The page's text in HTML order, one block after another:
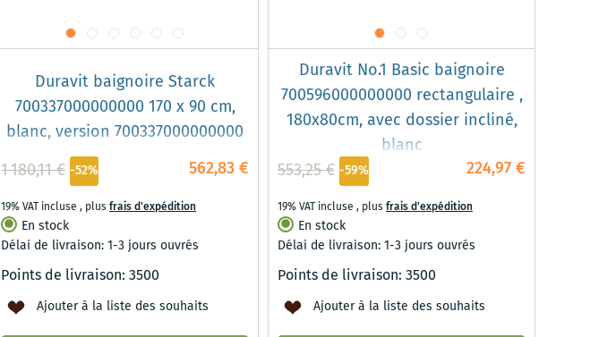
Duravit baignoire Starck
700337000000000 170 x 90 cm,
blanc, version 700337000000000
562,83 €
1 180,11 € -52%
19% VAT incluse , plusfrais d'expédition
En stock
Délai de livraison: 1-3 jours ouvrés
Points de livraison: 3500
Ajouter à la liste des souhaits
Duravit No.1 Basic baignoire
700596000000000 rectangulaire ,
180x80cm, avec dossier incliné,
blanc
224,97 €
553,25 € -59%
19% VAT incluse , plusfrais d'expédition
En stock
Délai de livraison: 1-3 jours ouvrés
Points de livraison: 3500
Ajouter à la liste des souhaits